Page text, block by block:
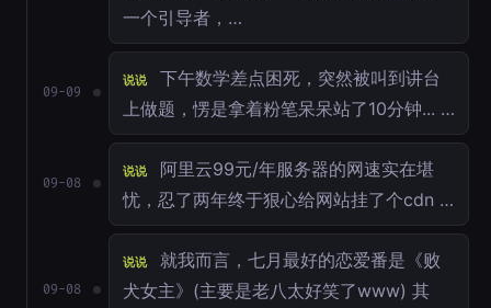
一个引导者，…
09-09
说说
下午数学差点困死，突然被叫到讲台
上做题，愣是拿着粉笔呆呆站了10分钟... …
09-08
说说
阿里云99元/年服务器的网速实在堪
忧，忍了两年终于狠心给网站挂了个cdn …
09-08
说说
就我而言，七月最好的恋爱番是《败
犬女主》(主要是老八太好笑了www) 其